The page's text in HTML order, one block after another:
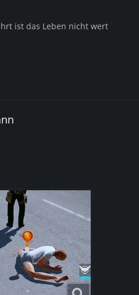
ist das Leben nicht wert